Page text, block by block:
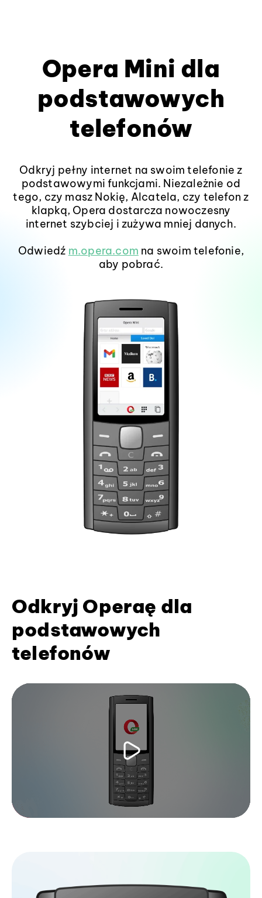
Opera Mini dla
podstawowych
telefonów
Odkryj pełny internet na swoim telefonie z
podstawowymi funkcjami. Niezależnie od
tego, czy masz Nokię, Alcatela, czy telefon z
klapką, Opera dostarcza nowoczesny
internet szybciej i zużywa mniej danych.
Odwiedź m.opera.com na swoim telefonie,
aby pobrać.
Odkryj Operaę dla
podstawowych
telefonów